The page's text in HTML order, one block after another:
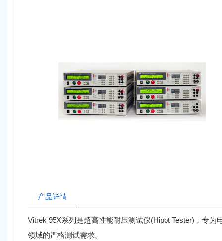
产品详情
Vitrek 95X系列是超高性能耐压测试仪(Hipot Tester)，专
领域的严格测试需求。